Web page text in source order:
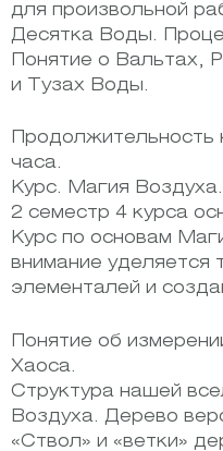
для произвольной
Десятка Воды.
Понятие о Вальтах,
и Тузах Воды.
Продолжительность
часа.
Курс. Магия
2 семестр 4 курса
Курс по основам
внимание уделяется
элементалей и
Понятие об
Хаоса.
Структура нашей
Воздуха. Дерево
«Ствол» и «ветки»